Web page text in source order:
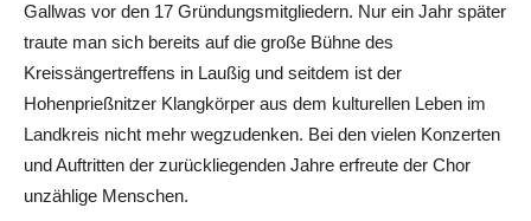
Gallwas vor den 17 Gründungsmitgliedern. Nur ein Jahr später
traute man sich bereits auf die große Bühne des
Kreissängertreffens in Laußig und seitdem ist der
Hohenprießnitzer Klangkörper aus dem kulturellen Leben im
Landkreis nicht mehr wegzudenken. Bei den vielen Konzerten
und Auftritten der zurückliegenden Jahre erfreute der Chor
unzählige Menschen.